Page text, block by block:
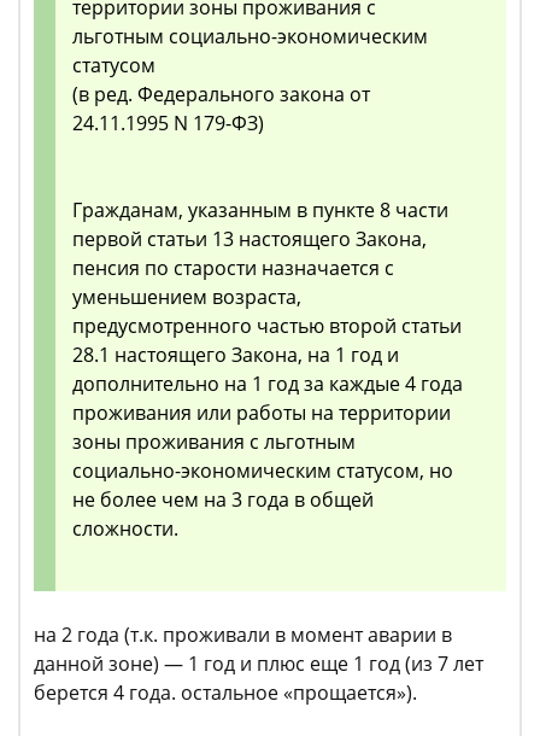
территории зоны проживания с
льготным социально-экономическим
статусом
(в ред. Федерального закона от
24.11.1995 N 179-ФЗ)
Гражданам, указанным в пункте 8 части
первой статьи 13 настоящего Закона,
пенсия по старости назначается с
уменьшением возраста,
предусмотренного частью второй статьи
28.1 настоящего Закона, на 1 год и
дополнительно на 1 год за каждые 4 года
проживания или работы на территории
зоны проживания с льготным
социально-экономическим статусом, но
не более чем на 3 года в общей
сложности.
на 2 года (т.к. проживали в момент аварии в
данной зоне) — 1 год и плюс еще 1 год (из 7 лет
берется 4 года. остальное «прощается»).